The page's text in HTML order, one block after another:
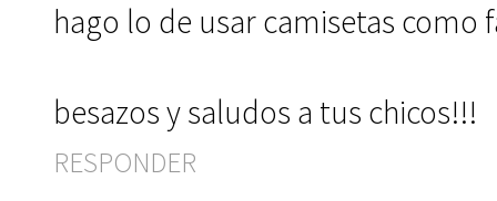
hago lo de usar camisetas como
besazos y saludos a tus chicos!!!
RESPONDER